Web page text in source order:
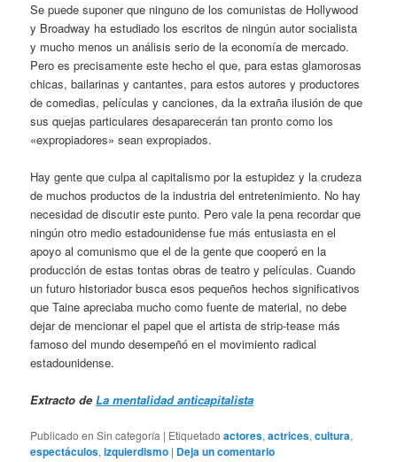
Se puede suponer que ninguno de los comunistas de Hollywood
y Broadway ha estudiado los escritos de ningún autor socialista
y mucho menos un análisis serio de la economía de mercado.
Pero es precisamente este hecho el que, para estas glamorosas
chicas, bailarinas y cantantes, para estos autores y productores
de comedias, películas y canciones, da la extraña ilusión de que
sus quejas particulares desaparecerán tan pronto como los
«expropiadores» sean expropiados.
Hay gente que culpa al capitalismo por la estupidez y la crudeza
de muchos productos de la industria del entretenimiento. No hay
necesidad de discutir este punto. Pero vale la pena recordar que
ningún otro medio estadounidense fue más entusiasta en el
apoyo al comunismo que el de la gente que cooperó en la
producción de estas tontas obras de teatro y películas. Cuando
un futuro historiador busca esos pequeños hechos significativos
que Taine apreciaba mucho como fuente de material, no debe
dejar de mencionar el papel que el artista de strip-tease más
famoso del mundo desempeñó en el movimiento radical
estadounidense.
Extracto deLa mentalidad anticapitalista
Publicado en Sin categoría | Etiquetado actores,actrices,cultura,
espectáculos,izquierdismo | Deja un comentario